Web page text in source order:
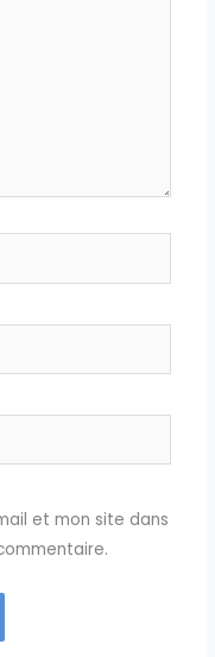
et mon site dans